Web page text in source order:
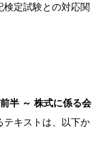
定試験との対応関
半 ～ 株式に係る会
テキストは、以下か